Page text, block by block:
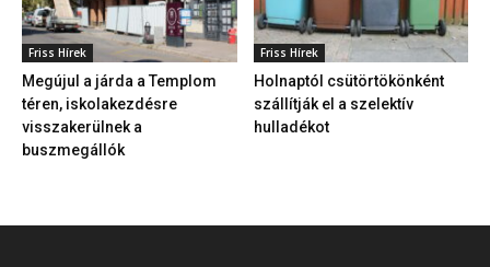
Friss Hírek
Megújul a járda a Templom
téren, iskolakezdésre
visszakerülnek a
buszmegállók
Friss Hírek
Holnaptól csütörtökönként
szállítják el a szelektív
hulladékot